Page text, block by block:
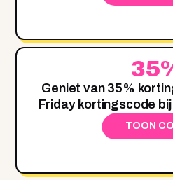
Geniet van 35%
Friday kortingscode
TOON